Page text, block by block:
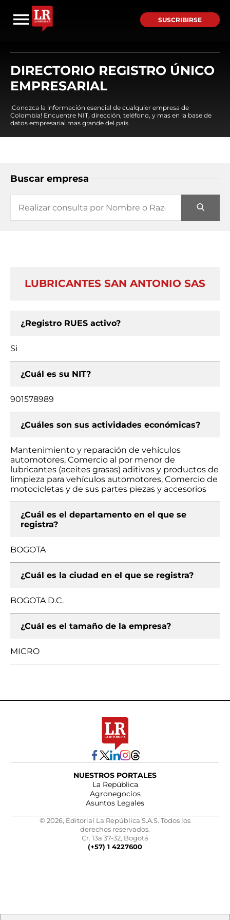
SUSCRIBIRSE
DIRECTORIO REGISTRO ÚNICO
EMPRESARIAL
¡Conozca la información esencial de cualquier empresa de
Colombia! Encuentre NIT, dirección, teléfono, y mas en la base de
datos empresarial mas grande del país.
Buscar empresa
LUBRICANTES SAN ANTONIO SAS
¿Registro RUES activo?
Si
¿Cuál es su NIT?
901578989
¿Cuáles son sus actividades económicas?
Mantenimiento y reparación de vehículos
automotores, Comercio al por menor de
lubricantes (aceites grasas) aditivos y productos de
limpieza para vehículos automotores, Comercio de
motocicletas y de sus partes piezas y accesorios
¿Cuál es el departamento en el que se
registra?
BOGOTA
¿Cuál es la ciudad en el que se registra?
BOGOTA D.C.
¿Cuál es el tamaño de la empresa?
MICRO
NUESTROS PORTALES
La República
Agronegocios
Asuntos Legales
© 2026, Editorial La República S.A.S. Todos los
derechos reservados.
Cr. 13a 37-32, Bogotá
(+57) 1 4227600